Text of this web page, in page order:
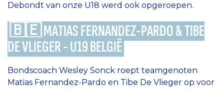
Debondt van onze U18 werd ook opgeroepen.
🇧🇪 MATIAS FERNANDEZ-PARDO & TIBE
DE VLIEGER - U19 BELGIË
Bondscoach Wesley Sonck roept teamgenoten
Matias Fernandez-Pardo en Tibe De Vlieger op voor